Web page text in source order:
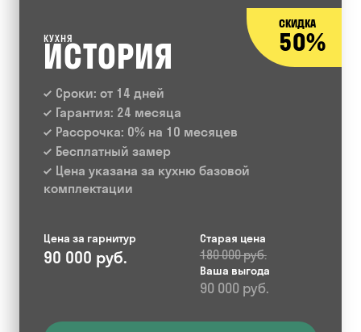
СКИДКА
50%
КУХНЯ
ИСТОРИЯ
Сроки: от 14 дней
Гарантия: 24 месяца
Рассрочка: 0% на 10 месяцев
Бесплатный замер
Цена указана за кухню базовой
комплектации
Цена за гарнитур
90 000 руб.
Старая цена
180 000 руб.
Ваша выгода
90 000 руб.